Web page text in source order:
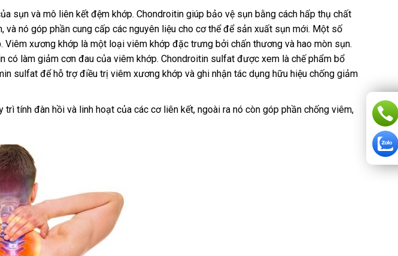
sụn và mô liên kết đệm khớp. Chondroitin giúp bảo vệ sụn bằng cách hấp thụ chất
nó góp phần cung cấp các nguyên liệu cho cơ thể để sản xuất sụn mới. Một số
xương khớp là một loại viêm khớp đặc trưng bởi chấn thương và hao mòn sụn.
làm giảm cơn đau của viêm khớp. Chondroitin sulfat được xem là chế phẩm bổ
sulfat để hỗ trợ điều trị viêm xương khớp và ghi nhận tác dụng hữu hiệu chống giảm
tính đàn hồi và linh hoạt của các cơ liên kết, ngoài ra nó còn góp phần chống viêm,